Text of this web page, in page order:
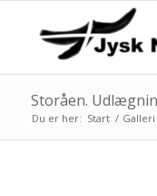
Storåen.
Du er her: Start / Galleri